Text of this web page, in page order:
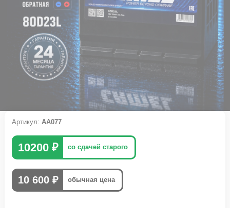
Артикул: АА077
10200 ₽ со сдачей старого
10 600 ₽ обычная цена